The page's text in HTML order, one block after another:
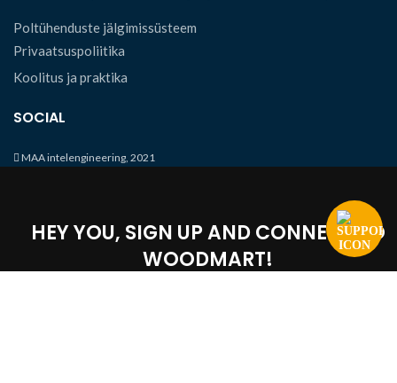
Poltühenduste jälgimissüsteem
Privaatsuspoliitika
Koolitus ja praktika
SOCIAL
MAA intelengineering, 2021
HEY YOU, SIGN UP AND CONNECT TO
WOODMART!